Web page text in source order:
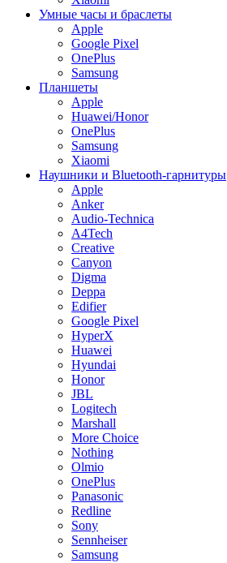
Умные часы и браслеты
Apple
Google Pixel
OnePlus
Samsung
Планшеты
Apple
Huawei/Honor
OnePlus
Samsung
Xiaomi
Наушники и Bluetooth-гарнитуры
Apple
Anker
Audio-Technica
A4Tech
Creative
Canyon
Digma
Deppa
Edifier
Google Pixel
HyperX
Huawei
Hyundai
Honor
JBL
Logitech
Marshall
More Choice
Nothing
Olmio
OnePlus
Panasonic
Redline
Sony
Sennheiser
Samsung